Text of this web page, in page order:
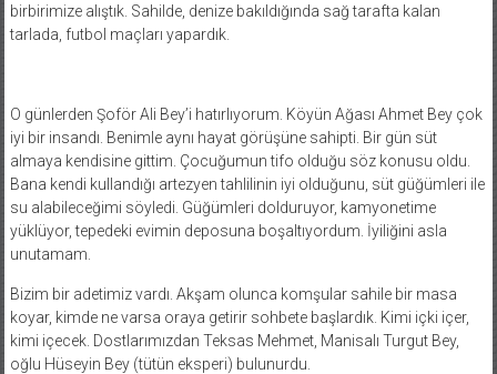
birbirimize alıştık. Sahilde, denize bakıldığında sağ tarafta kalan
tarlada, futbol maçları yapardık.
O günlerden Şoför Ali Bey’i hatırlıyorum. Köyün Ağası Ahmet Bey çok
iyi bir insandı. Benimle aynı hayat görüşüne sahipti. Bir gün süt
almaya kendisine gittim. Çocuğumun tifo olduğu söz konusu oldu.
Bana kendi kullandığı artezyen tahlilinin iyi olduğunu, süt güğümleri ile
su alabileceğimi söyledi. Güğümleri dolduruyor, kamyonetime
yüklüyor, tepedeki evimin deposuna boşaltıyordum. İyiliğini asla
unutamam.
Bizim bir adetimiz vardı. Akşam olunca komşular sahile bir masa
koyar, kimde ne varsa oraya getirir sohbete başlardık. Kimi içki içer,
kimi içecek. Dostlarımızdan Teksas Mehmet, Manisalı Turgut Bey,
oğlu Hüseyin Bey (tütün eksperi) bulunurdu.